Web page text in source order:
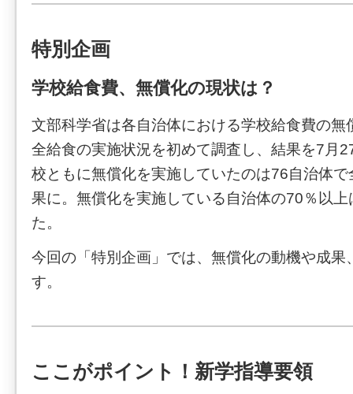
特別企画
学校給食費、無償化の現状は？
文部科学省は各自治体における学校給食費の無
全給食の実施状況を初めて調査し、結果を7月
校ともに無償化を実施していたのは76自治体
果に。無償化を実施している自治体の70％以
た。
今回の「特別企画」では、無償化の動機や成果
す。
ここがポイント！新学指導要領